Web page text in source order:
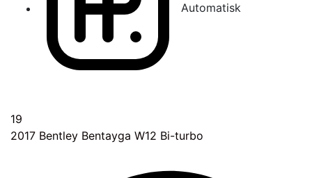
Automatisk
19
2017 Bentley Bentayga W12 Bi-turbo